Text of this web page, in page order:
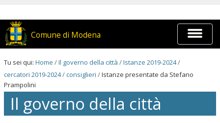
contenuti.
Salta
alla
Comune di Modena
Espandi
barra
di
Tu sei qui: Home /Il governo della città /Istanze 2019-2024/
cercatori 2019-2024/consiglieri /Istanze presentate da Stefano
Prampolini
Il governo della città